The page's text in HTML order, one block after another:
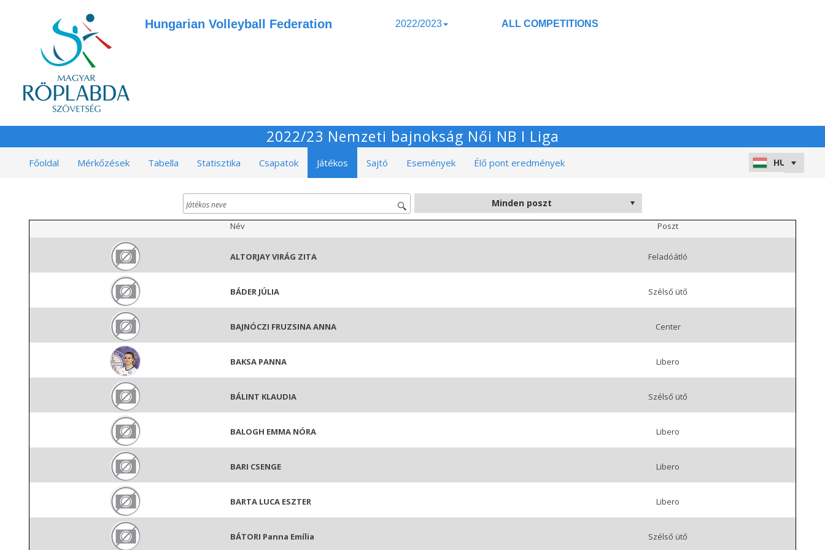
Hungarian Volleyball Federation 2022/2023 ALL COMPETITIONS
2022/23 Nemzeti bajnokság Női NB I Liga
Főoldal Mérkőzések Tabella Statisztika Csapatok Játékos Sajtó Események Élő pont eredmények
Név Poszt
ALTORJAY VIRÁG ZITA Feladóátló
BÁDER JÚLIA Szélső ütő
BAJNÓCZI FRUZSINA ANNA Center
BAKSA PANNA Libero
BÁLINT KLAUDIA Szélső ütő
BALOGH EMMA NÓRA Libero
BARI CSENGE Libero
BARTA LUCA ESZTER Libero
BÁTORI Panna Emília Szélső ütő